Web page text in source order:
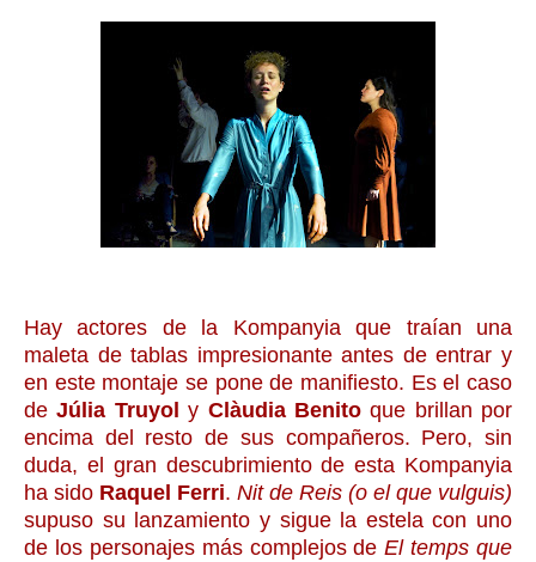
Hay actores de la Kompanyia que traían una
maleta de tablas impresionante antes de entrar y
en este montaje se pone de manifiesto. Es el caso
deJúlia Truyol y Clàudia Benitoque brillan por
encima del resto de sus compañeros. Pero, sin
duda, el gran descubrimiento de esta Kompanyia
ha sido Raquel Ferri. Nit de Reis (o el que vulguis)
supuso su lanzamiento y sigue la estela con uno
de los personajes más complejos deEl temps que